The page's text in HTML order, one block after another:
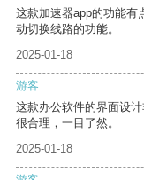
这款加速器app的功能有
动切换线路的功能。
2025-01-18
游客
这款办公软件的界面设
很合理，一目了然。
2025-01-18